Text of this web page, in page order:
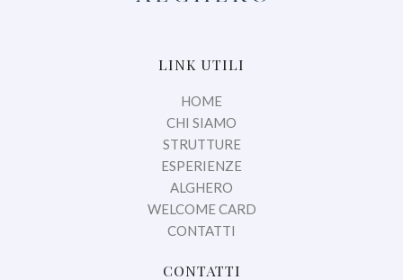
LINK UTILI
HOME
CHI SIAMO
STRUTTURE
ESPERIENZE
ALGHERO
WELCOME CARD
CONTATTI
CONTATTI